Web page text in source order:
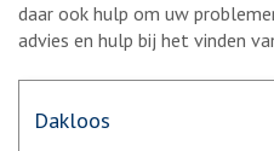
daar ook hulp om uw
advies en hulp bij het vinden
Dakloos